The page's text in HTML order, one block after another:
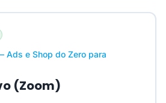
Ads e Shop do Zero para
(Zoom)